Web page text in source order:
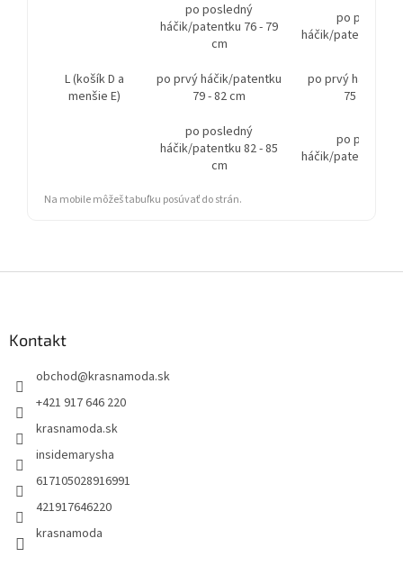
po posledný
háčik/patentku 76 - 79
cm
po posledný
háčik/patentku 73
L (košík D a
menšie E)
po prvý háčik/patentku
79 - 82 cm
po prvý háčik/
75 - 78 cm
po posledný
háčik/patentku 82 - 85
cm
po posledný
háčik/patentku 79
Na mobile môžeš tabuľku posúvať do strán.
Kontakt
obchod@krasnamoda.sk
+421 917 646 220
krasnamoda.sk
insidemarysha
617105028916991
421917646220
krasnamoda